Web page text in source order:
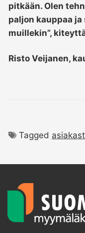
pitkään. Olen
paljon kauppaa
muillekin”,
Risto Veijanen,
Tagged